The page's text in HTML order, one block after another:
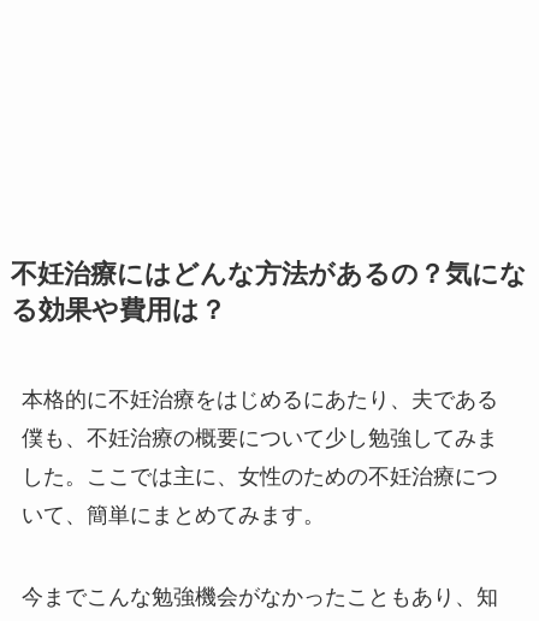
不妊治療にはどんな方法があるの？気にな
る効果や費用は？
本格的に不妊治療をはじめるにあたり、夫である
僕も、不妊治療の概要について少し勉強してみま
した。ここでは主に、女性のための不妊治療につ
いて、簡単にまとめてみます。
今までこんな勉強機会がなかったこともあり、知